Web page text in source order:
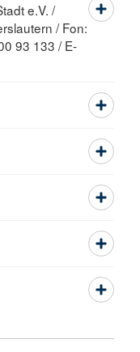
e.V. /
/ Fon:
93 133 / E-